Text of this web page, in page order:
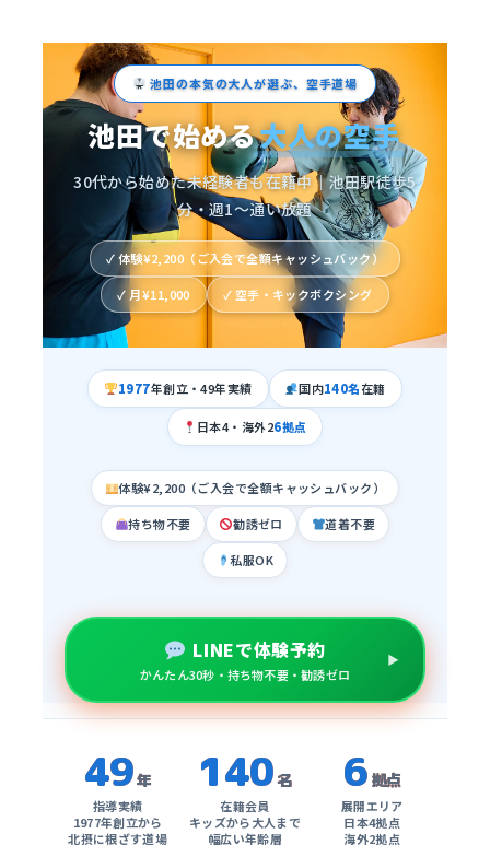
池田の本気の大人が選ぶ、空手道場
池田で始める大人の空手
30代から始めた未経験者も在籍中｜池田駅徒歩5
分・週1〜通い放題
✓ 体験¥2,200（ご入会で全額キャッシュバック）
✓ 月¥11,000 ✓ 空手・キックボクシング
1977年創立・49年実績 国内140名在籍
日本4・海外26拠点
体験¥2,200（ご入会で全額キャッシュバック）
持ち物不要 勧誘ゼロ 道着不要
私服OK
LINEで体験予約
かんたん30秒・持ち物不要・勧誘ゼロ
49年
指導実績
1977年創立から
北摂に根ざす道場
140名
在籍会員
キッズから大人まで
幅広い年齢層
6 拠点
展開エリア
日本4拠点
海外2拠点